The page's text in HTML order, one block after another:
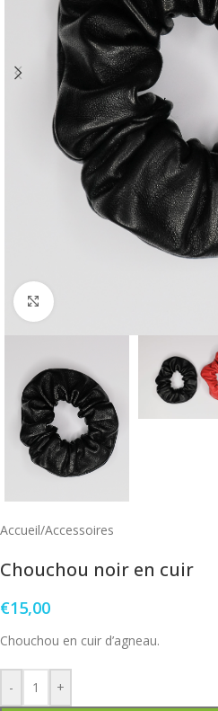
Click to enlarge
Accueil/Accessoires
Chouchou noir en cuir
€15,00
Chouchou en cuir d’agneau.
- +